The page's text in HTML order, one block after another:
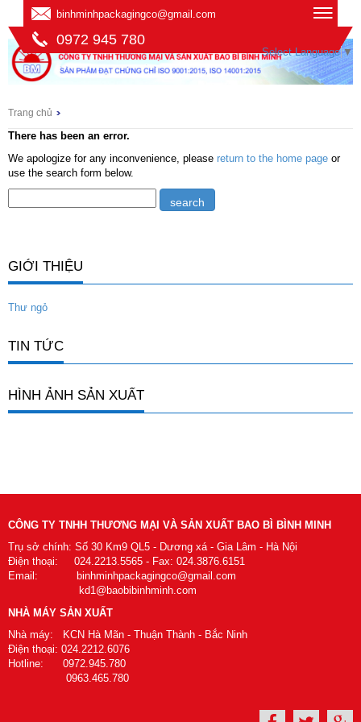
binhminhpackagingco@gmail.com
0972 945 780
Select Language ▼
Trang chủ
There has been an error.
We apologize for any inconvenience, please return to the home page or
use the search form below.
GIỚI THIỆU
Thư ngỏ
TIN TỨC
HÌNH ẢNH SẢN XUẤT
CÔNG TY TNHH THƯƠNG MẠI VÀ SẢN XUẤT BAO BÌ BÌNH MINH
Trụ sở chính: Số 30 Km9 QL5 - Dương xá - Gia Lâm - Hà Nội
Điện thoại: 024.2213.5565 - Fax: 024.3876.6151
Email: binhminhpackagingco@gmail.com
kd1@baobibinhminh.com
NHÀ MÁY SẢN XUẤT
Nhà máy: KCN Hà Mãn - Thuận Thành - Bắc Ninh
Điện thoại: 024.2212.6076
Hotline: 0972.945.780
0963.465.780